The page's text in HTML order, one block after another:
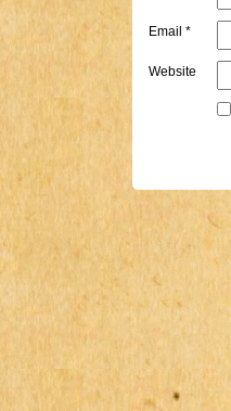
Email *
Website